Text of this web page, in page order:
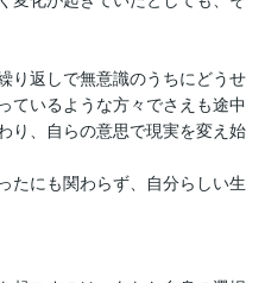
り返しで無意識のうちにどうせ
ているような方々でさえも途中
り、自らの意思で現実を変え始
たにも関わらず、自分らしい生